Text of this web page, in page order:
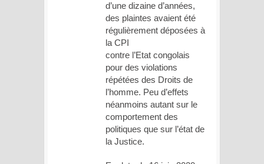
d’une dizaine d’années,
des plaintes avaient été
régulièrement déposées à
la CPI
contre l’Etat congolais
pour des violations
répétées des Droits de
l’homme. Peu d’effets
néanmoins autant sur le
comportement des
politiques que sur l’état de
la Justice.